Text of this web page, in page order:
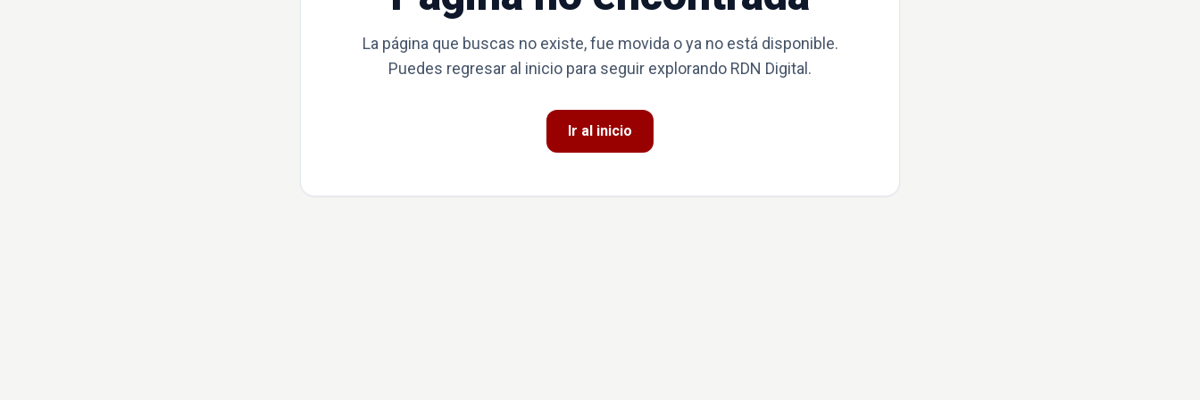
La página que buscas no existe, fue movida o ya no está disponible.
Puedes regresar al inicio para seguir explorando RDN Digital.
Ir al inicio